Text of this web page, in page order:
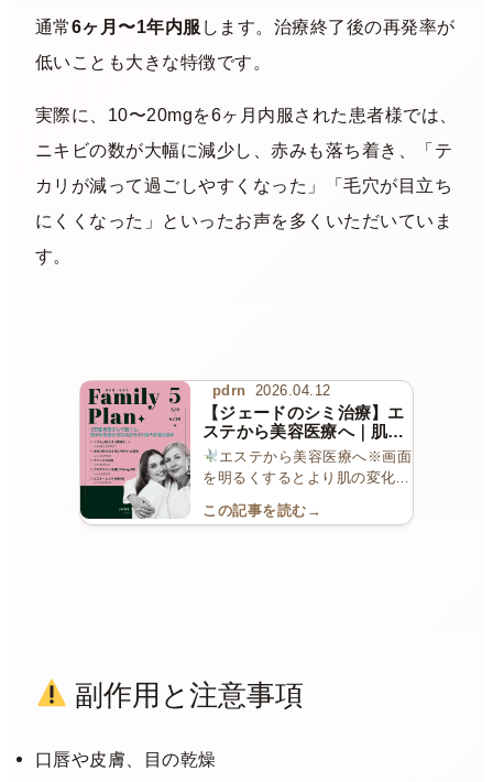
通常6ヶ月〜1年内服 します。治療終了後の再発率が
低いことも大きな特徴です。
実際に、10〜20mgを6ヶ月内服された患者様では、
ニキビの数が大幅に減少し、赤みも落ち着き、「テ
カリが減って過ごしやすくなった」「毛穴が目立ち
にくくなった」といったお声を多くいただいていま
す。
pdrn 2026.04.12
【ジェードのシミ治療】エ
ステから美容医療へ｜肌を
ここまで整える
エステから美容医療へ※画面
を明るくするとより肌の変化が
わかりやすく見えます
の症例 今回の症例も、エステ
この記事を読む →
副作用と注意事項
口唇や皮膚、目の乾燥